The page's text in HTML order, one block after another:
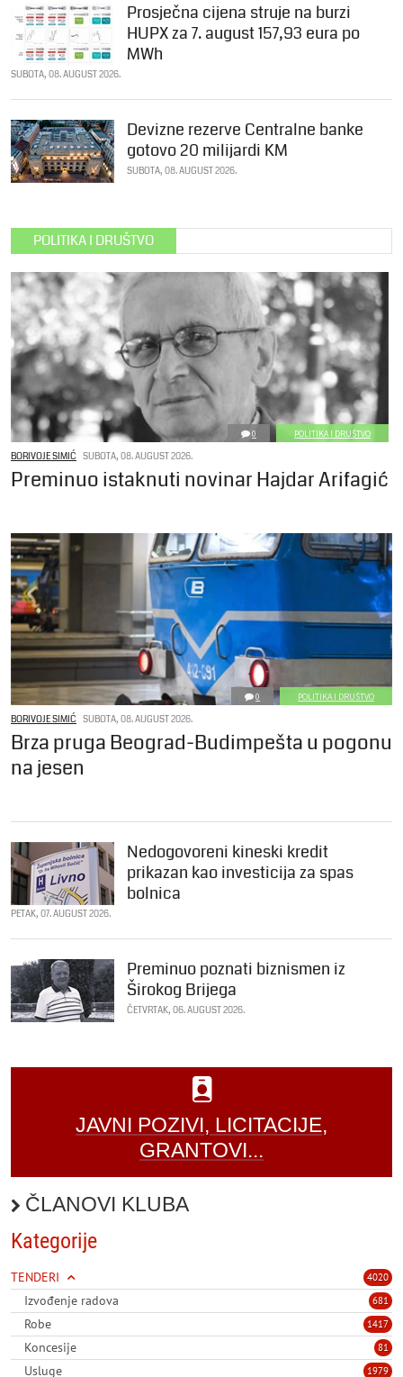
Prosječna cijena struje na burzi
HUPX za 7. august 157,93 eura po
MWh
SUBOTA, 08. AUGUST 2026.
Devizne rezerve Centralne banke
gotovo 20 milijardi KM
SUBOTA, 08. AUGUST 2026.
POLITIKA I DRUŠTVO
0 POLITIKA I DRUŠTVO
BORIVOJE SIMIĆ SUBOTA, 08. AUGUST 2026.
Preminuo istaknuti novinar Hajdar Arifagić
0 POLITIKA I DRUŠTVO
BORIVOJE SIMIĆ SUBOTA, 08. AUGUST 2026.
Brza pruga Beograd-Budimpešta u pogonu
na jesen
Nedogovoreni kineski kredit
prikazan kao investicija za spas
bolnica
PETAK, 07. AUGUST 2026.
Preminuo poznati biznismen iz
Širokog Brijega
ČETVRTAK, 06. AUGUST 2026.
JAVNI POZIVI, LICITACIJE,
GRANTOVI...
ČLANOVI KLUBA
Kategorije
4020
TENDERI
681
Izvođenje radova
1417
Robe
81
Koncesije
1979
Usluge